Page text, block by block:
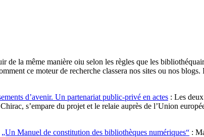
de la même manière oiu selon les règles que les
ce moteur de recherche classera nos sites ou nos
d’avenir. Un partenariat public-privé en actes : Les
s’empare du projet et le relaie auprès de l’Union
„Un Manuel de constitution des bibliothèques numériques“ :